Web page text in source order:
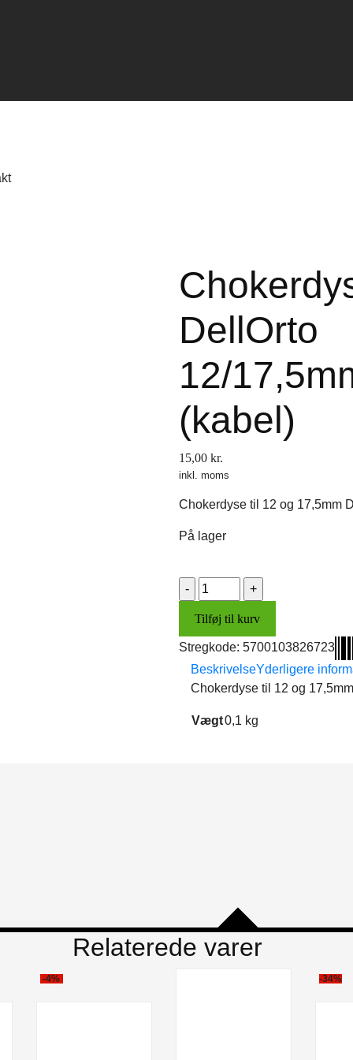
DellOrto
12/
(kabel)
15,00 kr.
inkl. moms
Chokerdyse til 12 og 17,5mm
På lager
Chokerdyse
DellOrto
12/17,5mm
(kabel)
antal
Tilføj til kurv
Stregkode: 5700103826723
BeskrivelseYderligere
Chokerdyse til 12 og
Vægt0,1 kg
Relaterede varer
-4% -34%